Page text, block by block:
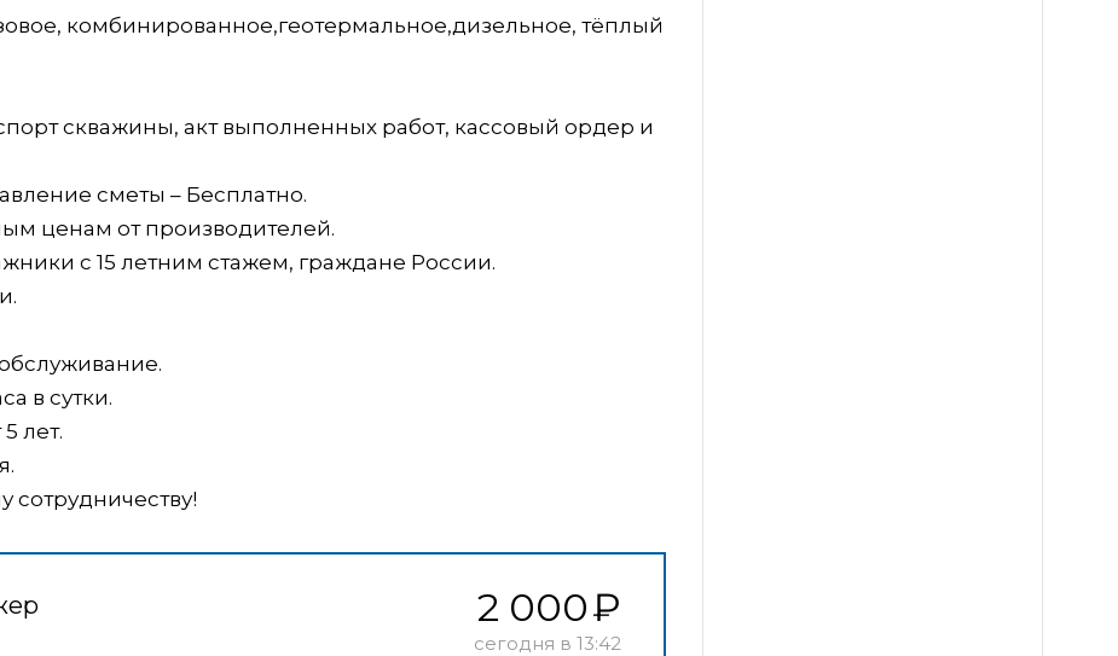
комбинированное,геотермальное,дизельное, тёплый
скважины, акт выполненных работ, кассовый ордер и
сметы – Бесплатно.
ценам от производителей.
с 15 летним стажем, граждане России.
в сутки.
лет.
2 000
сегодня в 13:42